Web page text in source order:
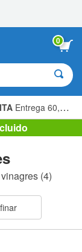
0
Entrega 60,00 € »
(4)